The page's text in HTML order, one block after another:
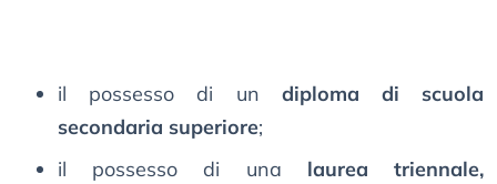
il possesso di un diploma di scuola
secondaria superiore;
il possesso di una laurea triennale,